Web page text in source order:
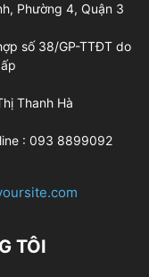
Phường 4, Quận 3
số 38/GP-TTĐT do
Thanh Hà
: 093 8899092
TÔI